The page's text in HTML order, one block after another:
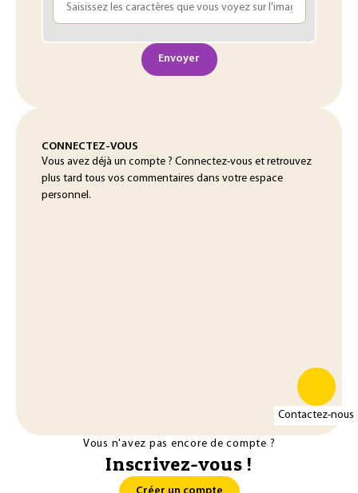
Contactez-nous
Envoyer
CONNECTEZ-VOUS
Vous avez déjà un compte ? Connectez-vous et retrouvez
plus tard tous vos commentaires dans votre espace
personnel.
Vous n'avez pas encore de compte ?
Inscrivez-vous !
Créer un compte